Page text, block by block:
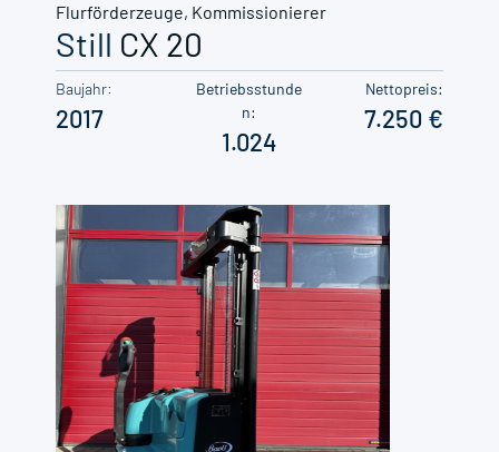
Flurförderzeuge, Kommissionierer
Still CX 20
Baujahr:
2017
Betriebsstunde
n:
1.024
Nettopreis:
7.250